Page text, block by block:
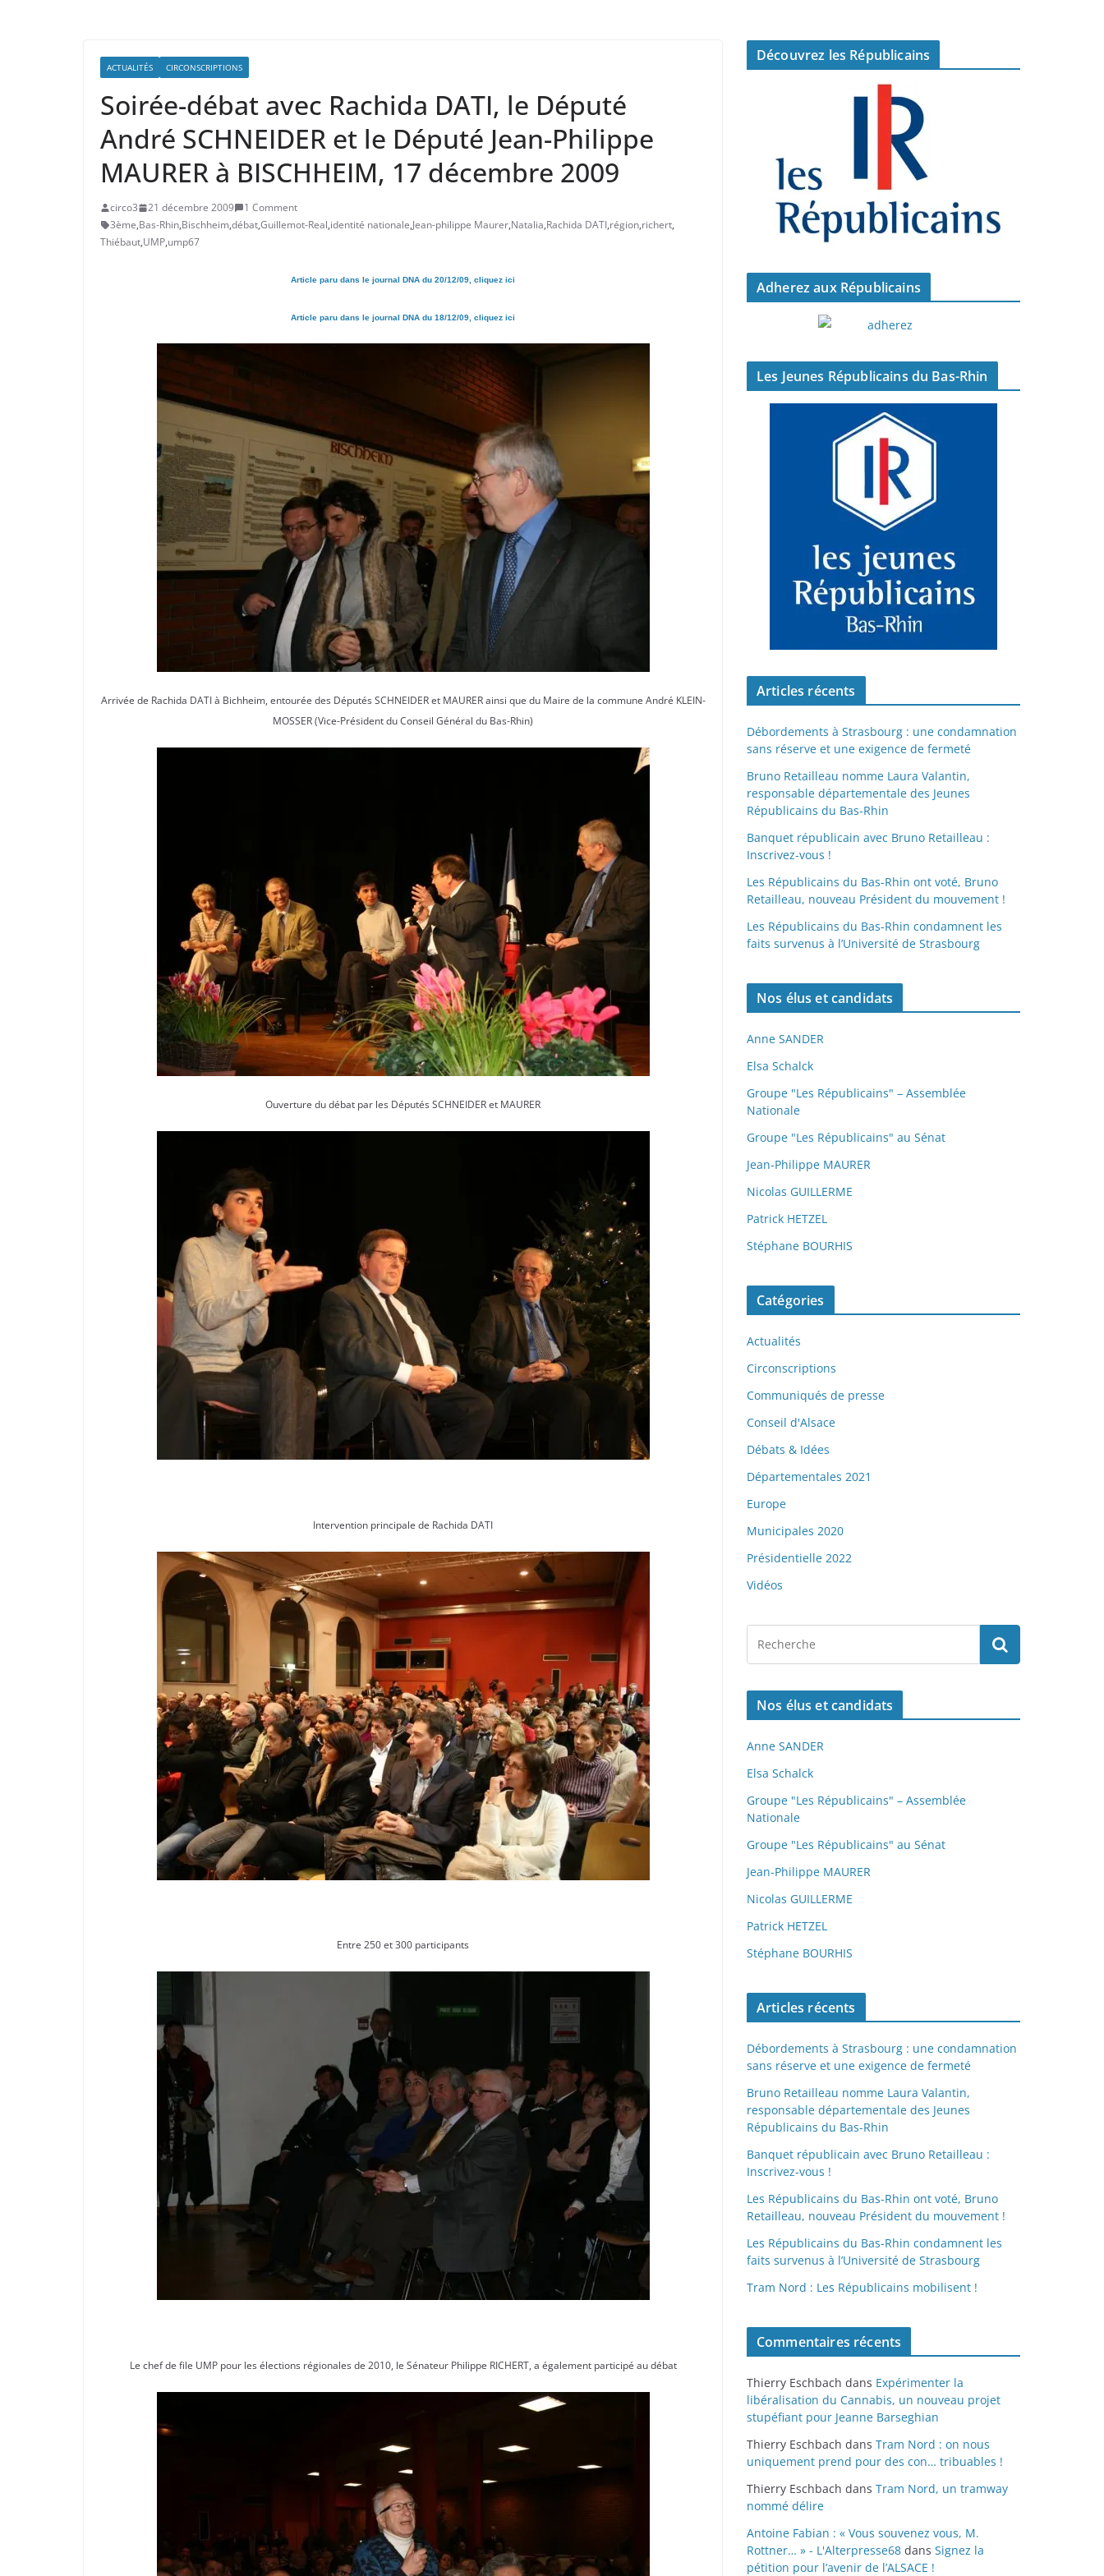
ACTUALITÉS CIRCONSCRIPTIONS
Soirée-débat avec Rachida DATI, le Député
André SCHNEIDER et le Député Jean-Philippe
MAURER à BISCHHEIM, 17 décembre 2009
circo3 21 décembre 2009
1 Comment
3ème,Bas-Rhin,Bischheim,débat,Guillemot-Real,identité nationale,Jean-philippe Maurer,Natalia,Rachida DATI,région,richert,
Thiébaut,UMP,ump67
Article paru dans le journal DNA du 20/12/09, cliquez ici
Article paru dans le journal DNA du 18/12/09, cliquez ici
Arrivée de Rachida DATI à Bichheim, entourée des Députés SCHNEIDER et MAURER ainsi que du Maire de la commune André KLEIN-
MOSSER (Vice-Président du Conseil Général du Bas-Rhin)
Ouverture du débat par les Députés SCHNEIDER et MAURER
Intervention principale de Rachida DATI
Entre 250 et 300 participants
Le chef de file UMP pour les élections régionales de 2010, le Sénateur Philippe RICHERT, a également participé au débat
Découvrez les Républicains
Adherez aux Républicains
Les Jeunes Républicains du Bas-Rhin
Articles récents
Débordements à Strasbourg : une condamnation
sans réserve et une exigence de fermeté
Bruno Retailleau nomme Laura Valantin,
responsable départementale des Jeunes
Républicains du Bas-Rhin
Banquet républicain avec Bruno Retailleau :
Inscrivez-vous !
Les Républicains du Bas-Rhin ont voté, Bruno
Retailleau, nouveau Président du mouvement !
Les Républicains du Bas-Rhin condamnent les
faits survenus à l’Université de Strasbourg
Nos élus et candidats
Anne SANDER
Elsa Schalck
Groupe "Les Républicains" – Assemblée
Nationale
Groupe "Les Républicains" au Sénat
Jean-Philippe MAURER
Nicolas GUILLERME
Patrick HETZEL
Stéphane BOURHIS
Catégories
Actualités
Circonscriptions
Communiqués de presse
Conseil d'Alsace
Débats & Idées
Départementales 2021
Europe
Municipales 2020
Présidentielle 2022
Vidéos
Nos élus et candidats
Anne SANDER
Elsa Schalck
Groupe "Les Républicains" – Assemblée
Nationale
Groupe "Les Républicains" au Sénat
Jean-Philippe MAURER
Nicolas GUILLERME
Patrick HETZEL
Stéphane BOURHIS
Articles récents
Débordements à Strasbourg : une condamnation
sans réserve et une exigence de fermeté
Bruno Retailleau nomme Laura Valantin,
responsable départementale des Jeunes
Républicains du Bas-Rhin
Banquet républicain avec Bruno Retailleau :
Inscrivez-vous !
Les Républicains du Bas-Rhin ont voté, Bruno
Retailleau, nouveau Président du mouvement !
Les Républicains du Bas-Rhin condamnent les
faits survenus à l’Université de Strasbourg
Tram Nord : Les Républicains mobilisent !
Commentaires récents
Thierry Eschbach dans Expérimenter la
libéralisation du Cannabis, un nouveau projet
stupéfiant pour Jeanne Barseghian
Thierry Eschbach dans Tram Nord : on nous
uniquement prend pour des con… tribuables !
Thierry Eschbach dans Tram Nord, un tramway
nommé délire
Antoine Fabian : « Vous souvenez vous, M.
Rottner… » - L'Alterpresse68 dans Signez la
pétition pour l’avenir de l’ALSACE !